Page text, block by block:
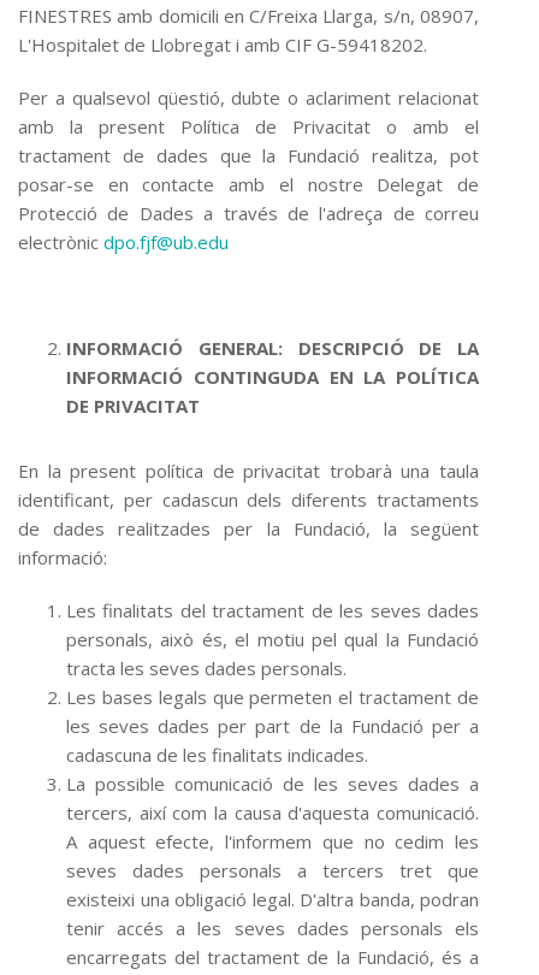
FINESTRES amb domicili en C/Freixa Llarga, s/n, 08907,
L'Hospitalet de Llobregat i amb CIF G-59418202.
Per a qualsevol qüestió, dubte o aclariment relacionat
amb la present Política de Privacitat o amb el
tractament de dades que la Fundació realitza, pot
posar-se en contacte amb el nostre Delegat de
Protecció de Dades a través de l'adreça de correu
electrònic dpo.fjf@ub.edu
INFORMACIÓ GENERAL: DESCRIPCIÓ DE LA
INFORMACIÓ CONTINGUDA EN LA POLÍTICA
DE PRIVACITAT
En la present política de privacitat trobarà una taula
identificant, per cadascun dels diferents tractaments
de dades realitzades per la Fundació, la següent
informació:
Les finalitats del tractament de les seves dades
personals, això és, el motiu pel qual la Fundació
tracta les seves dades personals.
Les bases legals que permeten el tractament de
les seves dades per part de la Fundació per a
cadascuna de les finalitats indicades.
La possible comunicació de les seves dades a
tercers, així com la causa d'aquesta comunicació.
A aquest efecte, l'informem que no cedim les
seves dades personals a tercers tret que
existeixi una obligació legal. D'altra banda, podran
tenir accés a les seves dades personals els
encarregats del tractament de la Fundació, és a